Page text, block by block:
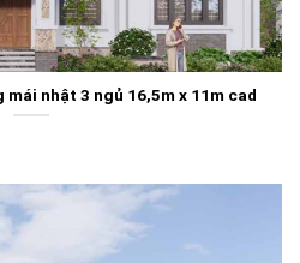
nhật 3 ngủ 16,5m x 11m cad